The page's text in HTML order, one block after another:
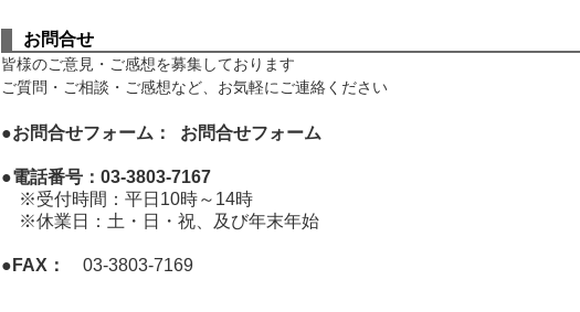
お問合せ
皆様のご意見・ご感想を募集しております
ご質問・ご相談・ご感想など、お気軽にご連絡ください
●お問合せフォーム： お問合せフォーム
●電話番号： 03-3803-7167
※受付時間：平日10時～14時
※休業日：土・日・祝、及び年末年始
●FAX： 03-3803-7169